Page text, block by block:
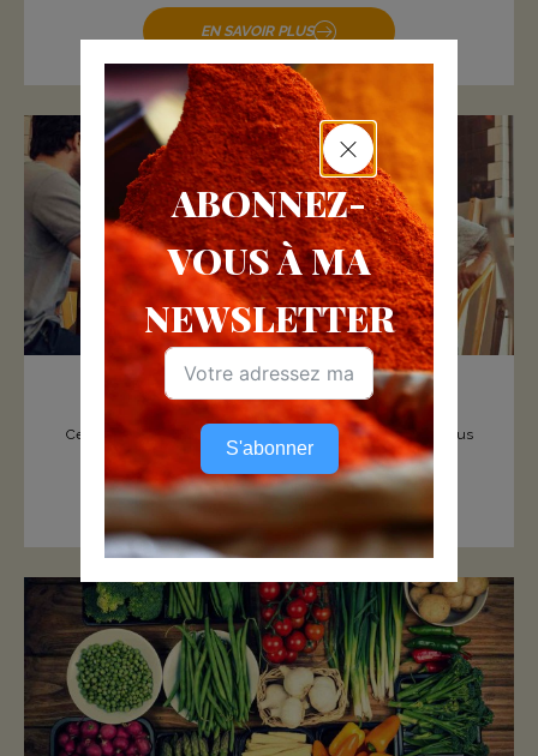
ABONNEZ-
VOUS À MA
NEWSLETTER
S'abonner
EN SAVOIR PLUS
ASSOCIATION
Cette rubrique c’est celle des associations et réseaux qui vous
propose des services...
EN SAVOIR PLUS